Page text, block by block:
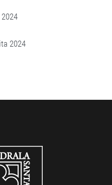
2024